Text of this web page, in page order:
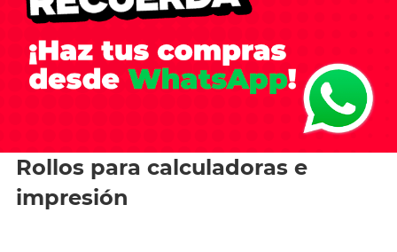
Rollos para calculadoras e
impresión